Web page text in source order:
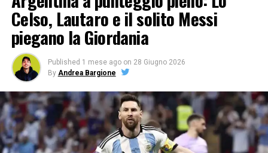
Celso, Lautaro e il solito Messi
piegano la Giordania
Published 1 mese ago on 28 Giugno 2026
By Andrea Bargione